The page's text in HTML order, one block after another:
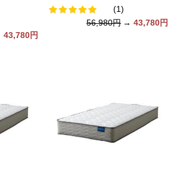
43,780円
(1)
56,980円 → 43,780円